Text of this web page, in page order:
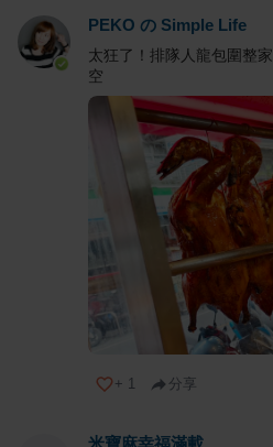
PEKO の Simple Life
太狂了！排隊人龍包圍整
空
+ 1 分享
米寶麻幸福滿載